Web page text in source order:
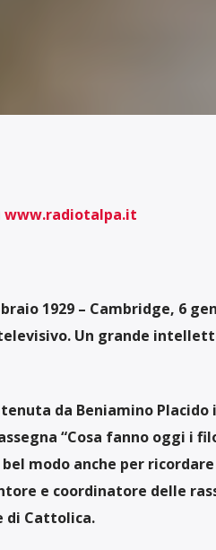
www.radiotalpa.it
1929– Cambridge, 6
Un grande
da Beniamino Placido
“Cosa fanno oggi i
modo anche per
e coordinatore delle
di Cattolica.